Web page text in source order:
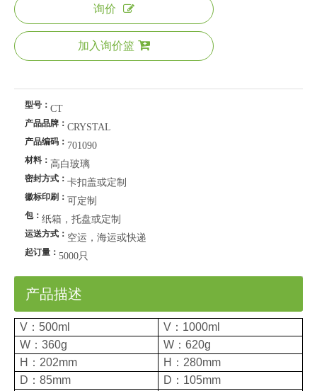
询价
加入询价篮
型号： CT
产品品牌： CRYSTAL
产品编码： 701090
材料： 高白玻璃
密封方式： 卡扣盖或定制
徽标印刷： 可定制
包： 纸箱，托盘或定制
运送方式： 空运，海运或快递
起订量： 5000只
产品描述
V：500ml
V：1000ml
W：360g
W：620g
H：202mm
H：280mm
D：85mm
D：105mm